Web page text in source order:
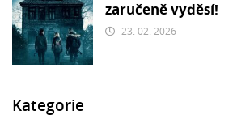
zaručeně vyděsí!
23. 02. 2026
Kategorie